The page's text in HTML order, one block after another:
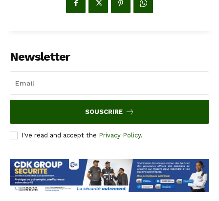
Newsletter
SOUSCRIRE
I've read and accept the Privacy Policy.